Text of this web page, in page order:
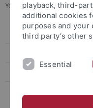
You are here: Startseite
Curriculum Vitae
Forschungsprojekte
playback, third-
additional cookies
purposes and your
third party’s other
Essential